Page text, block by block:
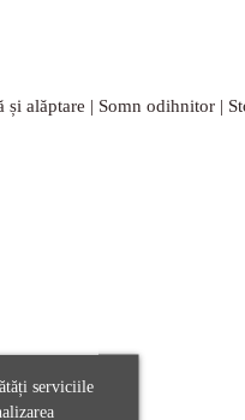
alăptare | Somn odihnitor |
serviciile